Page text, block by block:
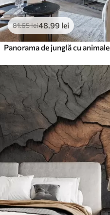
81.65lei48.99 lei
Panorama de junglă cu animale